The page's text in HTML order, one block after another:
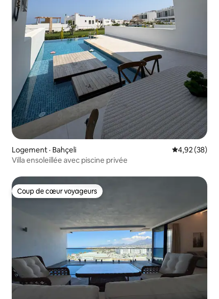
Logement · Bahçeli Note
4,92 (38)
Villa ensoleillée avec piscine privée
Coup de cœur voyageurs
Coup de cœur voyageurs